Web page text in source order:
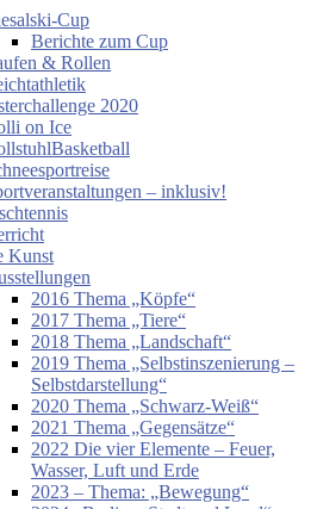
Cup
Berichte zum Cup
& Rollen
2020
on Ice
– inklusiv!
Kunst
2016 Thema „Köpfe“
2017 Thema „Tiere“
2018 Thema „Landschaft“
2019 Thema „Selbstinszenierung –
Selbstdarstellung“
2020 Thema „Schwarz-Weiß“
2021 Thema „Gegensätze“
2022 Die vier Elemente – Feuer,
Wasser, Luft und Erde
2023 – Thema: „Bewegung“